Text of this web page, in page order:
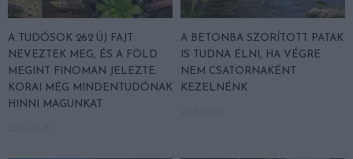
A TUDÓSOK 262 ÚJ FAJT
NEVEZTEK MEG, ÉS A FÖLD
MEGINT FINOMAN JELEZTE:
KORAI MÉG MINDENTUDÓNAK
HINNI MAGUNKAT
A BETONBA SZORÍTOTT PATAK
IS TUDNA ÉLNI, HA VÉGRE
NEM CSATORNAKÉNT
KEZELNÉNK